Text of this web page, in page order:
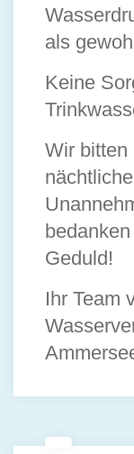
als
Keine
Wir bitten
Geduld!
Ihr Team